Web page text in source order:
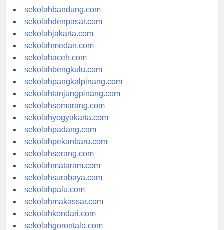
sekolahsamarinda.com
sekolahbandung.com
sekolahdenpasar.com
sekolahjakarta.com
sekolahmedan.com
sekolahaceh.com
sekolahbengkulu.com
sekolahpangkalpinang.com
sekolahtanjungpinang.com
sekolahsemarang.com
sekolahyogyakarta.com
sekolahpadang.com
sekolahpekanbaru.com
sekolahserang.com
sekolahmataram.com
sekolahsurabaya.com
sekolahpalu.com
sekolahmakassar.com
sekolahkendari.com